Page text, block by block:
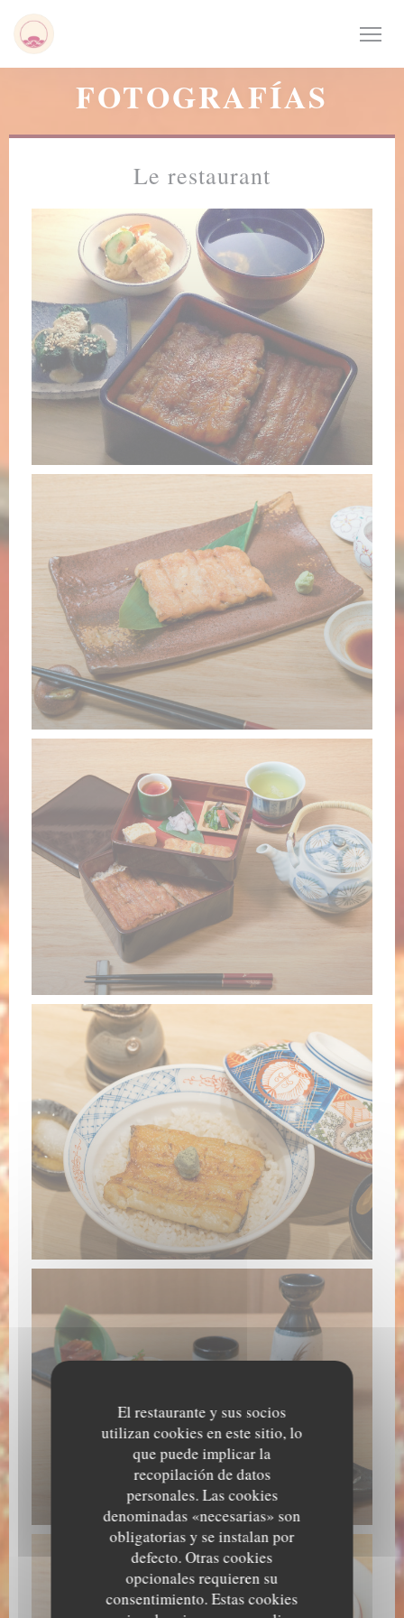
El restaurante y sus socios
utilizan cookies en este sitio, lo
que puede implicar la
recopilación de datos
personales. Las cookies
denominadas «necesarias» son
obligatorias y se instalan por
defecto. Otras cookies
opcionales requieren su
consentimiento. Estas cookies
FOTOGRAFÍAS
Le restaurant